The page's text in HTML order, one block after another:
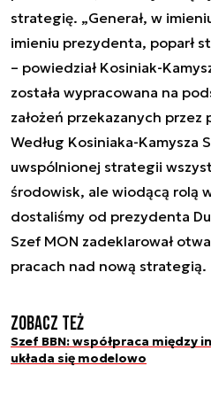
strategię. „Generał, w
imieniu prezydenta, poparł
– powiedział Kosiniak-
została wypracowana na
założeń przekazanych przez
Według Kosiniaka-Kamysza
uwspólnionej strategii
środowisk, ale wiodącą rolą
dostaliśmy od prezydenta
Szef MON zadeklarował
pracach nad nową strategią.
Zobacz też
Szef BBN: współpraca między
układa się modelowo